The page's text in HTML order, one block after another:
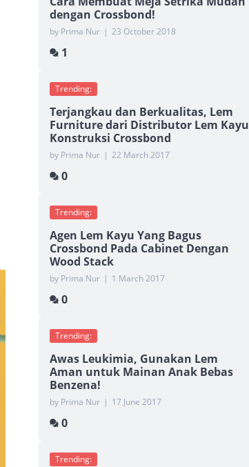
dengan Crossbond!
by Prima Nur | 23 October 2018
1
Trending:
Terjangkau dan Berkualitas, Lem
Furniture dari Distributor Lem Kayu
Konstruksi Crossbond
by Prima Nur | 22 March 2017
0
Trending:
Agen Lem Kayu Yang Bagus
Crossbond Pada Cabinet Dengan
Wood Stack
by Prima Nur | 1 March 2017
0
Trending:
Awas Leukimia, Gunakan Lem
Aman untuk Mainan Anak Bebas
Benzena!
by Prima Nur | 17 June 2017
0
Trending: